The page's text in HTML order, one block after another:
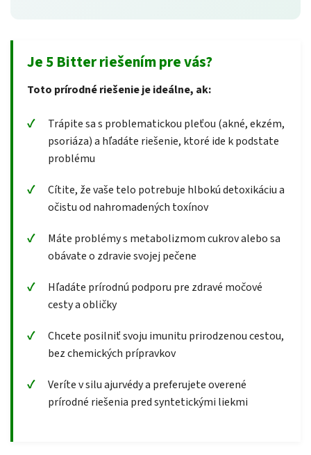
Je 5 Bitter riešením pre vás?
Toto prírodné riešenie je ideálne, ak:
Trápite sa s problematickou pleťou (akné, ekzém,
psoriáza) a hľadáte riešenie, ktoré ide k podstate
problému
Cítite, že vaše telo potrebuje hlbokú detoxikáciu a
očistu od nahromadených toxínov
Máte problémy s metabolizmom cukrov alebo sa
obávate o zdravie svojej pečene
Hľadáte prírodnú podporu pre zdravé močové
cesty a obličky
Chcete posilniť svoju imunitu prirodzenou cestou,
bez chemických prípravkov
Veríte v silu ajurvédy a preferujete overené
prírodné riešenia pred syntetickými liekmi